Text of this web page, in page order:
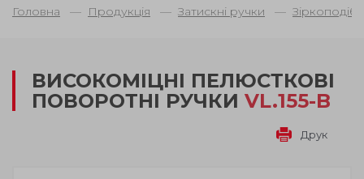
Головна Продукція Затискні ручки
ВИСОКОМІЦНІ ПЕЛЮСТКОВІ
ПОВОРОТНІ РУЧКИ VL.155-B
Друк